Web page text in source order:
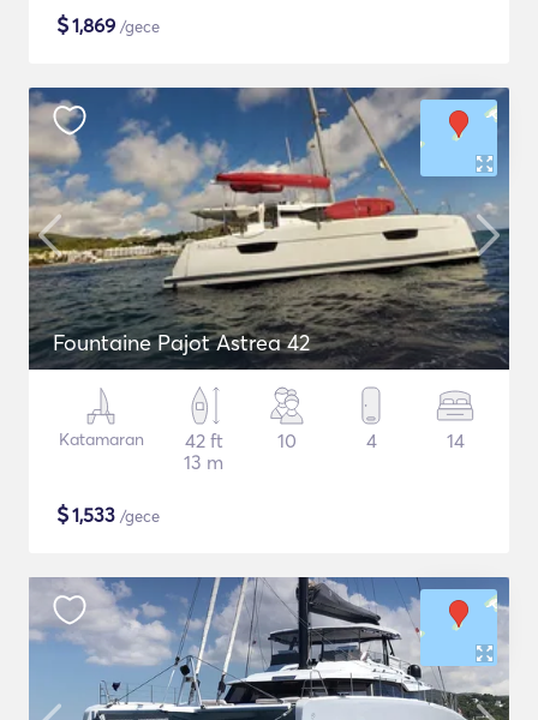
$1,869 /gece
Fountaine Pajot Astrea 42
Katamaran
42 ft
13 m
10 4 14
$1,533 /gece